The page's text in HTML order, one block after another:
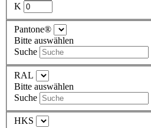
K
Pantone®
Bitte auswählen
Suche
RAL
Bitte auswählen
Suche
HKS